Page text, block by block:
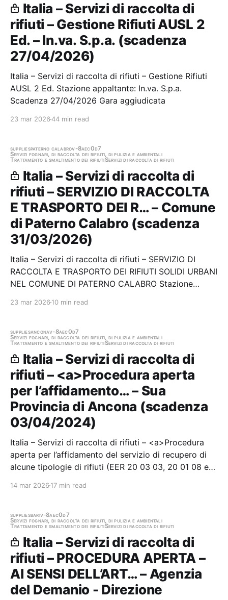
Italia – Servizi di raccolta di
rifiuti – Gestione Rifiuti AUSL 2
Ed. – In.va. S.p.a. (scadenza
27/04/2026)
Italia – Servizi di raccolta di rifiuti – Gestione Rifiuti
AUSL 2 Ed. Stazione appaltante: In.va. S.p.a.
Scadenza 27/04/2026 Gara aggiudicata
23 mar 202644 min read
suppliespaterno calabrov-8aec0d7
Servizi fognari, di raccolta dei rifiuti, di pulizia e ambientali
Trattamento e smaltimento dei rifiutiServizi di raccolta di rifiuti
Italia – Servizi di raccolta di
rifiuti – SERVIZIO DI RACCOLTA
E TRASPORTO DEI R… – Comune
di Paterno Calabro (scadenza
31/03/2026)
Italia – Servizi di raccolta di rifiuti – SERVIZIO DI
RACCOLTA E TRASPORTO DEI RIFIUTI SOLIDI URBANI
NEL COMUNE DI PATERNO CALABRO Stazione
23 mar 2026 10 min read
suppliesanconav-8aec0d7
Servizi fognari, di raccolta dei rifiuti, di pulizia e ambientali
Trattamento e smaltimento dei rifiutiServizi di raccolta di rifiuti
Italia – Servizi di raccolta di
rifiuti – <a>Procedura aperta
per l’affidamento… – Sua
Provincia di Ancona (scadenza
03/04/2024)
Italia – Servizi di raccolta di rifiuti – <a>Procedura
aperta per l’affidamento del servizio di recupero di
alcune tipologie di rifiuti (EER 20 03 03, 20 01 08 e
14 mar 2026 17 min read
suppliesbariv-8aec0d7
Servizi fognari, di raccolta dei rifiuti, di pulizia e ambientali
Trattamento e smaltimento dei rifiutiServizi di raccolta di rifiuti
Italia – Servizi di raccolta di
rifiuti – PROCEDURA APERTA –
AI SENSI DELL’ART… – Agenzia
del Demanio - Direzione